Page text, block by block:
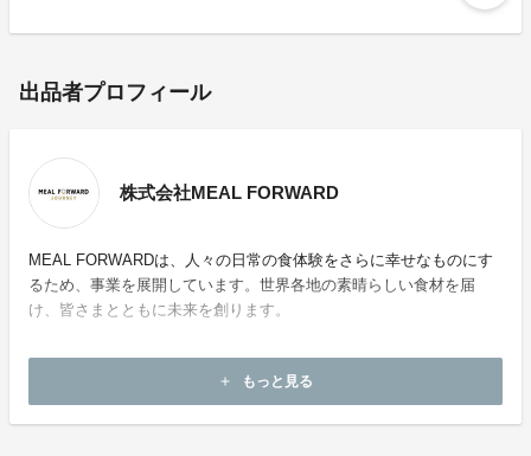
出品者プロフィール
株式会社MEAL FORWARD
MEAL FORWARDは、人々の日常の食体験をさらに幸せなものにす
るため、事業を展開しています。世界各地の素晴らしい食材を届
け、皆さまとともに未来を創ります。
add もっと見る